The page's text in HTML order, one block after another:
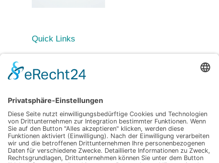
Quick Links
Blog
Allgemein
Beauty & Kosmetikinnovationen
Fashion Revolution
Globale Markttrends
Kategorien